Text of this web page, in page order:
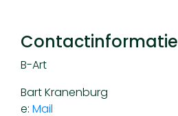
Contactinformatie
B-Art
Bart Kranenburg
e: Mail